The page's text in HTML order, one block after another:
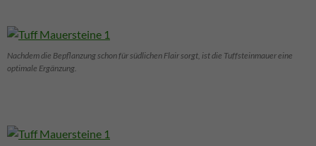
Nachdem die Bepflanzung schon für südlichen Flair sorgt, ist die Tuffsteinmauer eine
optimale Ergänzung.